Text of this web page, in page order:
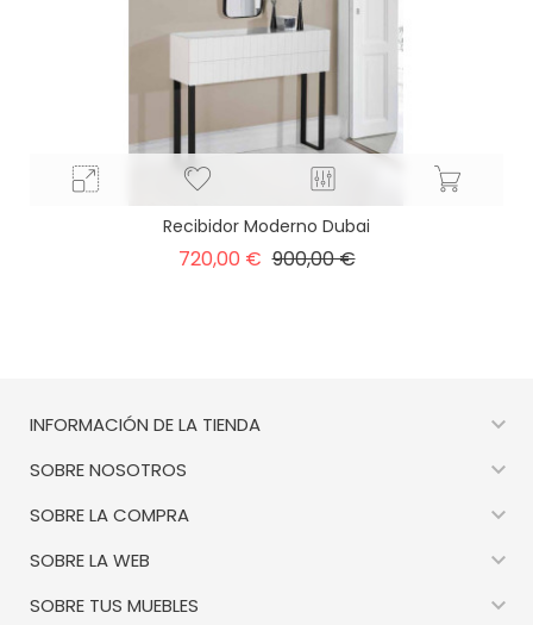
Recibidor Moderno Dubai
720,00 € Precio
900,00 €Precio
INFORMACIÓN DE LA TIENDA 
SOBRE NOSOTROS 
SOBRE LA COMPRA 
SOBRE LA WEB 
SOBRE TUS MUEBLES 